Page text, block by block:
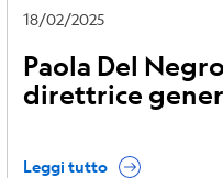
18/02/2025
Paola Del
direttrice
Leggi tutto